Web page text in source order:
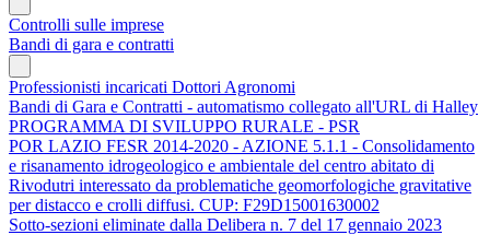
Controlli sulle imprese
Bandi di gara e contratti
Professionisti incaricati Dottori Agronomi
Bandi di Gara e Contratti - automatismo collegato all'URL di Halley
PROGRAMMA DI SVILUPPO RURALE - PSR
POR LAZIO FESR 2014-2020 - AZIONE 5.1.1 - Consolidamento
e risanamento idrogeologico e ambientale del centro abitato di
Rivodutri interessato da problematiche geomorfologiche gravitative
per distacco e crolli diffusi. CUP: F29D15001630002
Sotto-sezioni eliminate dalla Delibera n. 7 del 17 gennaio 2023